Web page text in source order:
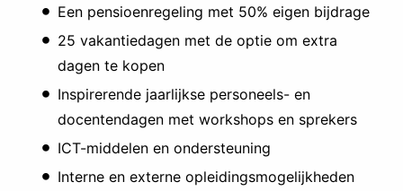
Een pensioenregeling met 50% eigen bijdrage
25 vakantiedagen met de optie om extra
dagen te kopen
Inspirerende jaarlijkse personeels- en
docentendagen met workshops en sprekers
ICT-middelen en ondersteuning
Interne en externe opleidingsmogelijkheden